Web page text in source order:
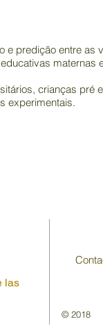
predição entre as
crianças pré
experimentais.
© 2018
las